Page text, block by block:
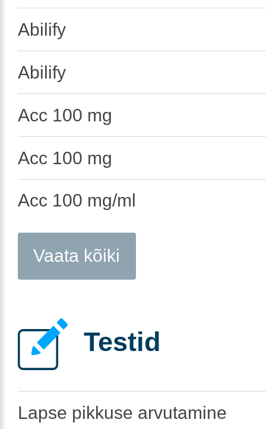
Abilify
Abilify
Acc 100 mg
Acc 100 mg
Acc 100 mg/ml
Vaata kõiki
Testid
Lapse pikkuse arvutamine